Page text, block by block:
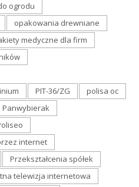
ogrodu
opakowania drewniane
medyczne dla firm
PIT-36/ZG
polisa oc
internet
Przekształcenia spółek
telewizja internetowa